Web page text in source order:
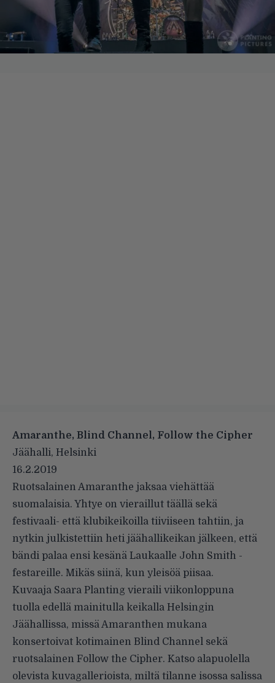
Amaranthe, Blind Channel, Follow the Cipher
Jäähalli, Helsinki
16.2.2019
Ruotsalainen Amaranthe jaksaa viehättää
suomalaisia. Yhtye on vieraillut täällä sekä
festivaali- että klubikeikoilla tiiviiseen tahtiin, ja
nytkin julkistettiin heti jäähallikeikan jälkeen, että
bändi palaa ensi kesänä Laukaalle John Smith -
festareille. Mikäs siinä, kun yleisöä piisaa.
Kuvaaja Saara Planting vieraili viikonloppuna
tuolla edellä mainitulla keikalla Helsingin
Jäähallissa, missä Amaranthen mukana
konsertoivat kotimainen Blind Channel sekä
ruotsalainen Follow the Cipher. Katso alapuolella
olevista kuvagallerioista, miltä tilanne isossa salissa